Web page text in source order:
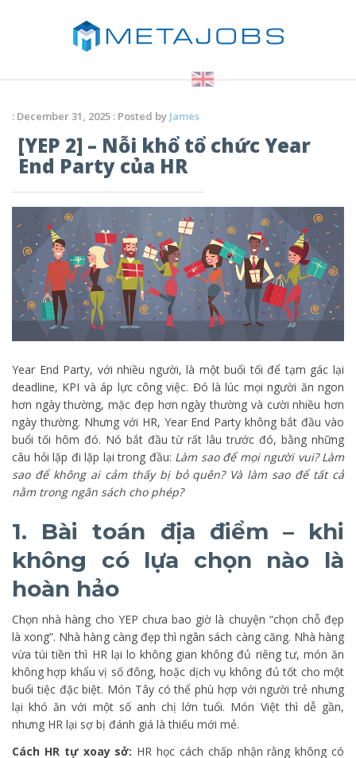
: December 31, 2025 : Posted by James
[YEP 2] – Nỗi khổ tổ chức Year
End Party của HR
Year End Party, với nhiều người, là một buổi tối để tạm gác lại
deadline, KPI và áp lực công việc. Đó là lúc mọi người ăn ngon
hơn ngày thường, mặc đẹp hơn ngày thường và cười nhiều hơn
ngày thường. Nhưng với HR, Year End Party không bắt đầu vào
buổi tối hôm đó. Nó bắt đầu từ rất lâu trước đó, bằng những
câu hỏi lặp đi lặp lại trong đầu: Làm sao để mọi người vui? Làm
sao để không ai cảm thấy bị bỏ quên? Và làm sao để tất cả
nằm trong ngân sách cho phép?
1. Bài toán địa điểm – khi
không có lựa chọn nào là
hoàn hảo
Chọn nhà hàng cho YEP chưa bao giờ là chuyện “chọn chỗ đẹp
là xong”. Nhà hàng càng đẹp thì ngân sách càng căng. Nhà hàng
vừa túi tiền thì HR lại lo không gian không đủ riêng tư, món ăn
không hợp khẩu vị số đông, hoặc dịch vụ không đủ tốt cho một
buổi tiệc đặc biệt. Món Tây có thể phù hợp với người trẻ nhưng
lại khó ăn với một số anh chị lớn tuổi. Món Việt thì dễ gần,
nhưng HR lại sợ bị đánh giá là thiếu mới mẻ.
Cách HR tự xoay sở: HR học cách chấp nhận rằng không có